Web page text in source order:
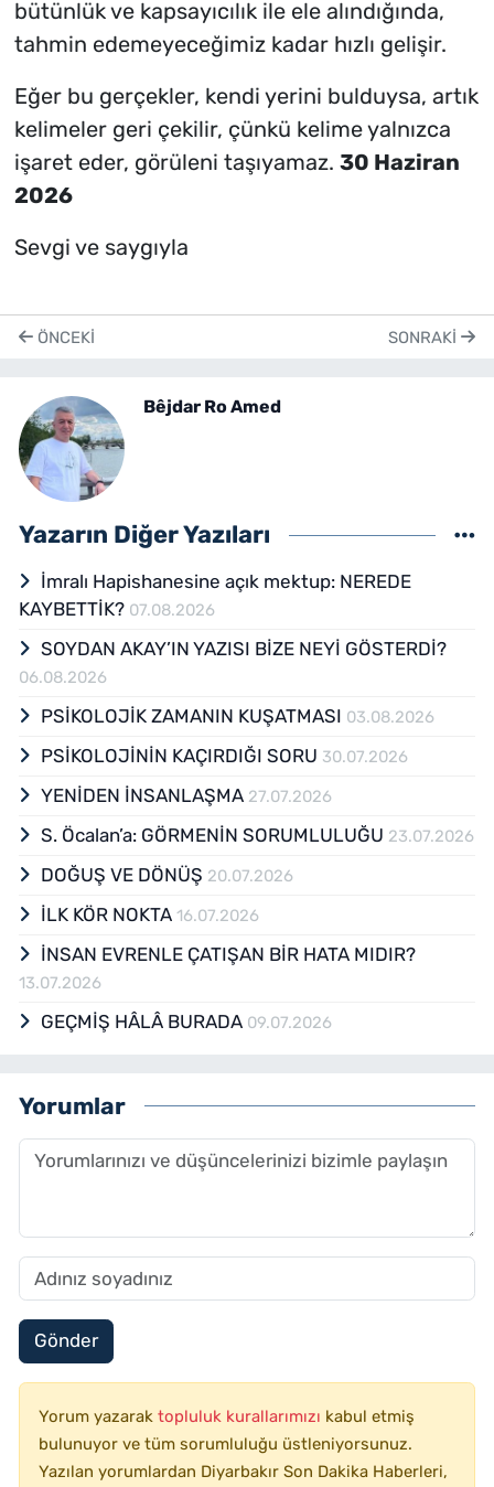
bütünlük ve kapsayıcılık ile ele alındığında,
tahmin edemeyeceğimiz kadar hızlı gelişir.
Eğer bu gerçekler, kendi yerini bulduysa, artık
kelimeler geri çekilir, çünkü kelime yalnızca
işaret eder, görüleni taşıyamaz. 30 Haziran
2026
Sevgi ve saygıyla
ÖNCEKI SONRAKI
Bêjdar Ro Amed
Yazarın Diğer Yazıları
İmralı Hapishanesine açık mektup: NEREDE
KAYBETTİK? 07.08.2026
SOYDAN AKAY’IN YAZISI BİZE NEYİ GÖSTERDİ?
06.08.2026
PSİKOLOJİK ZAMANIN KUŞATMASI 03.08.2026
PSİKOLOJİNİN KAÇIRDIĞI SORU 30.07.2026
YENİDEN İNSANLAŞMA 27.07.2026
S. Öcalan’a: GÖRMENİN SORUMLULUĞU 23.07.2026
DOĞUŞ VE DÖNÜŞ 20.07.2026
İLK KÖR NOKTA 16.07.2026
İNSAN EVRENLE ÇATIŞAN BİR HATA MIDIR?
13.07.2026
GEÇMİŞ HÂLÂ BURADA 09.07.2026
Yorumlar
Gönder
Yorum yazarak topluluk kurallarımızı kabul etmiş
bulunuyor ve tüm sorumluluğu üstleniyorsunuz.
Yazılan yorumlardan Diyarbakır Son Dakika Haberleri,